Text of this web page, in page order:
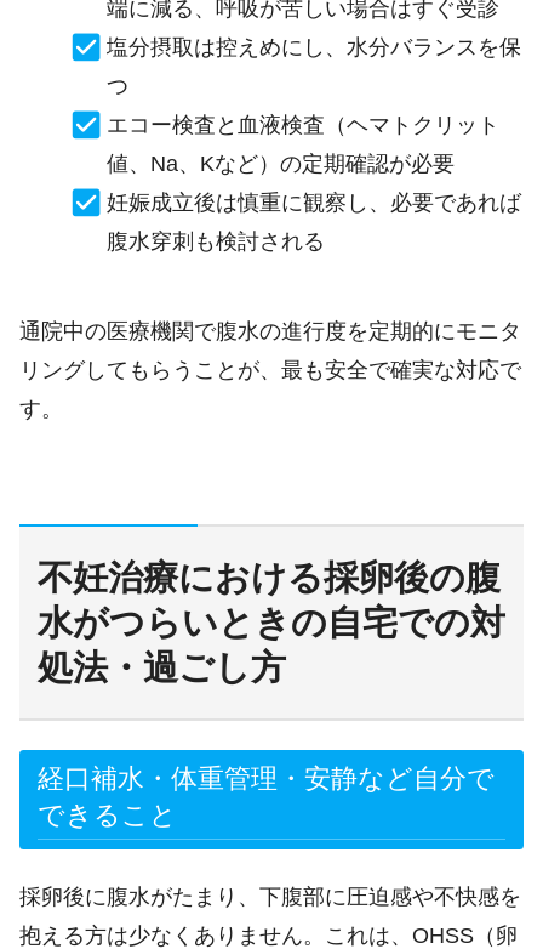
端に減る、呼吸が苦しい場合はすぐ受診
塩分摂取は控えめにし、水分バランスを保
つ
エコー検査と血液検査（ヘマトクリット
値、Na、Kなど）の定期確認が必要
妊娠成立後は慎重に観察し、必要であれば
腹水穿刺も検討される
通院中の医療機関で腹水の進行度を定期的にモニタ
リングしてもらうことが、最も安全で確実な対応で
す。
不妊治療における採卵後の腹
水がつらいときの自宅での対
処法・過ごし方
経口補水・体重管理・安静など自分で
できること
採卵後に腹水がたまり、下腹部に圧迫感や不快感を
抱える方は少なくありません。これは、OHSS（卵